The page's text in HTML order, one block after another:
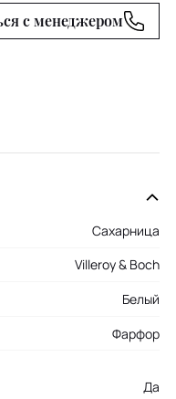
с менеджером
Сахарница
Villeroy & Boch
Белый
Фарфор
Да